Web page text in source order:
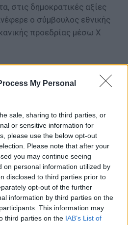
My Personal
sale, sharing to third parties, or
or sensitive information for
please use the below opt-out
Please note that after your
you may continue seeing
on personal information utilized by
disclosed to third parties prior to
opt-out of the further
information by third parties on the
This information may
third parties on the IAB’s List of
στις δημοκρατικές αξίες
ο σύμβουλος εθνικής
προεδρίας μέσω X
Μιλέι για τη σπουδαία
κόσμος. Είμαι πολύ
αντιστρέψεις την πορεία
θα κάνεις την
έκρινε ο
πρόεδρος των ΗΠΑ, ο
για την επανεκλογή
ντα Σίλβα